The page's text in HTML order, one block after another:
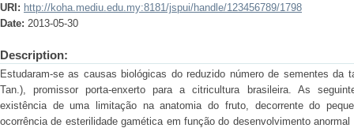
URI: http://koha.mediu.edu.my:8181/jspui/handle/123456789/1798
Date: 2013-05-30
Description:
Estudaram-se as causas biológicas do reduzido número de sementes da
Tan.), promissor porta-enxerto para a citricultura brasileira. As
existência de uma limitação na anatomia do fruto, decorrente do
ocorrência de esterilidade gamética em função do desenvolvimento